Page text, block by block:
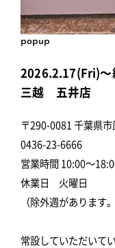
popup
2026.2.17(Fri)～
三越 五井店
〒290-0081 千葉県
0436-23-6666
営業時間 10:00～
休業日 火曜日
（除外週があります
常設していただいて